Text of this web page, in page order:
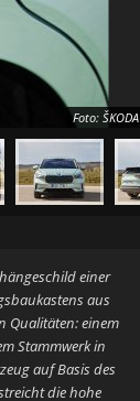
Foto: ŠKODA
einer
aus
Qualitäten: einem
Stammwerk in
auf Basis des
die hohe